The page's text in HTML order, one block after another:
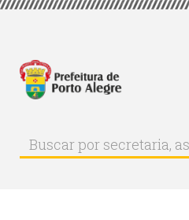
Pular
principal
Buscar
Buscar
por